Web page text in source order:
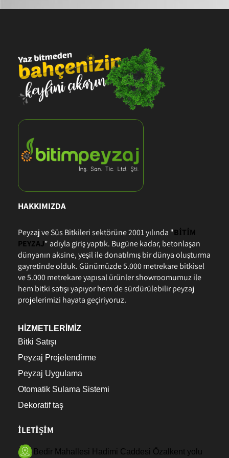
HAKKIMIZDA
Peyzaj ve Süs Bitkileri sektörüne 2001 yılında "BİTİM
PEYZAJ" adıyla giriş yaptık. Bugüne kadar, betonlaşan
dünyanın aksine, yeşil ile donatılmış bir dünya oluşturma
gayretinde olduk. Günümüzde 5.000 metrekare bitkisel
ve 5.000 metrekare yapısal ürünler showroomumuz ile
hem bitki satışı yapıyor hem de sürdürülebilir peyzaj
projelerimizi hayata geçiriyoruz.
HİZMETLERİMİZ
Bitki Satışı
Peyzaj Projelendirme
Peyzaj Uygulama
Otomatik Sulama Sistemi
Dekoratif taş
İLETİŞİM
Bedir Mahallesi Hadimi Caddesi Özalkent yolu